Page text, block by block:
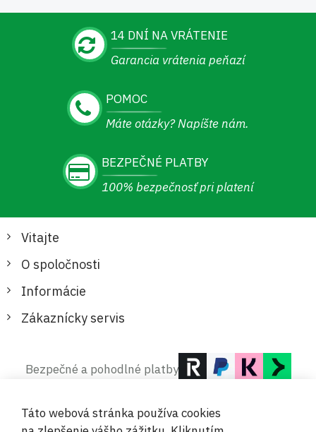
14 DNÍ NA VRÁTENIE
Garancia vrátenia peňazí
POMOC
Máte otázky? Napíšte nám.
BEZPEČNÉ PLATBY
100% bezpečnosť pri platení
Vitajte
O spoločnosti
Informácie
Zákaznícky servis
Bezpečné a pohodlné platby
Táto webová stránka používa cookies